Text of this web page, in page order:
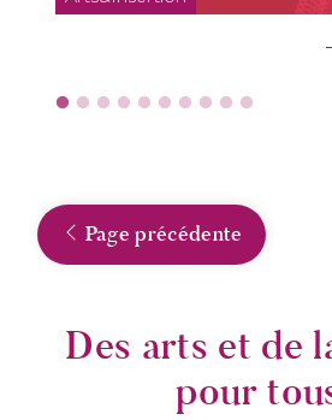
Page précédente
Des arts et de
pour